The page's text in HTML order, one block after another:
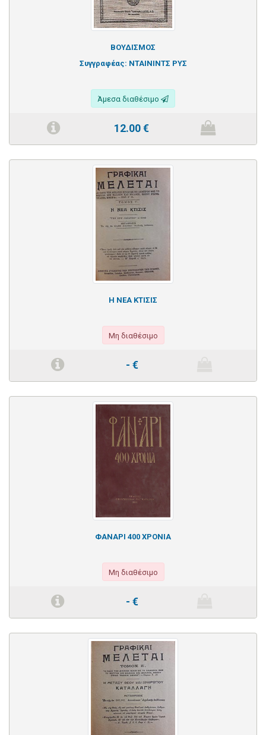
ΒΟΥΔΙΣΜΟΣ
Συγγραφέας: ΝΤΑΙΝΙΝΤΣ ΡΥΣ
Άμεσα διαθέσιμο
12.00€
Η ΝΕΑ ΚΤΙΣΙΣ
Μη διαθέσιμο
- €
ΦΑΝΑΡΙ 400 ΧΡΟΝΙΑ
Μη διαθέσιμο
- €